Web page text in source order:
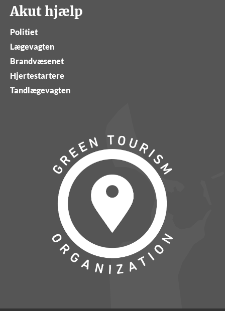
Akut hjælp
Politiet
Lægevagten
Brandvæsenet
Hjertestartere
Tandlægevagten